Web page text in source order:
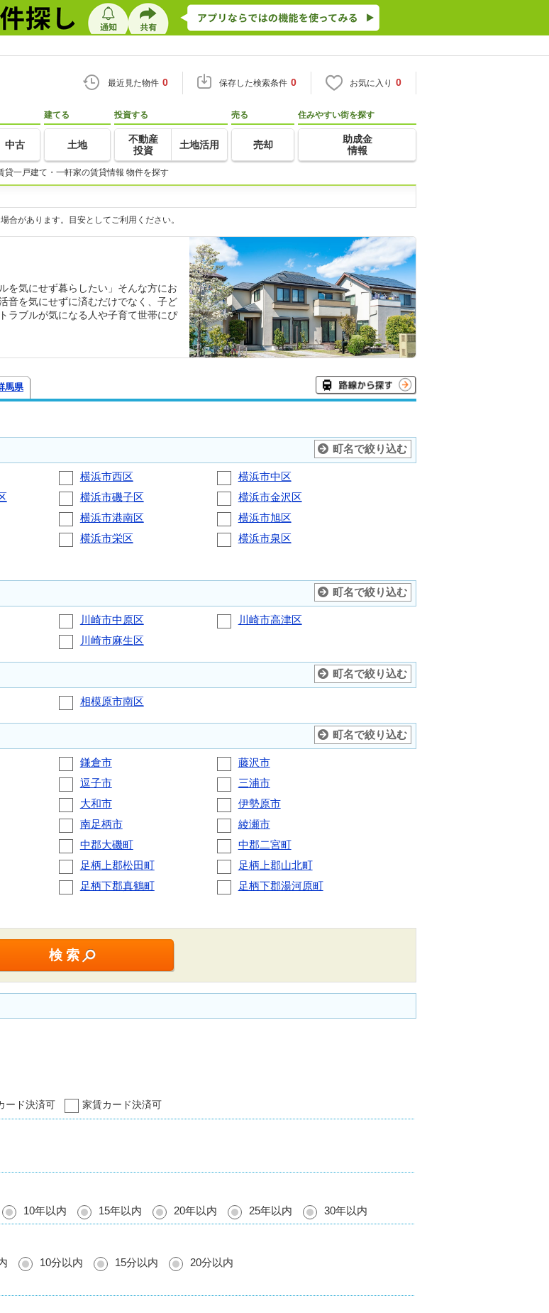
最近見た物件 0 保存した検索条件 0 お気に入り 0
中古
建てる
土地
投資する
不動産
投資
土地活用
売る
売却
住みやすい街を探す
助成金
情報
貸一戸建て・一軒家の賃貸情報 物件を探す
があります。目安としてご利用ください。
を気にせず暮らしたい」そんな方にお
音を気にせずに済むだけでなく、子ど
ラブルが気になる人や子育て世帯にぴ
馬県
町名で絞り込む
横浜市西区
横浜市中区
横浜市磯子区
横浜市金沢区
横浜市港南区
横浜市旭区
横浜市栄区
横浜市泉区
町名で絞り込む
川崎市中原区
川崎市高津区
川崎市麻生区
町名で絞り込む
相模原市南区
町名で絞り込む
鎌倉市
藤沢市
逗子市
三浦市
大和市
伊勢原市
南足柄市
綾瀬市
中郡大磯町
中郡二宮町
足柄上郡松田町
足柄上郡山北町
足柄下郡真鶴町
足柄下郡湯河原町
ード決済可 家賃カード決済可
10年以内 15年以内 20年以内 25年以内 30年以内
10分以内 15分以内 20分以内